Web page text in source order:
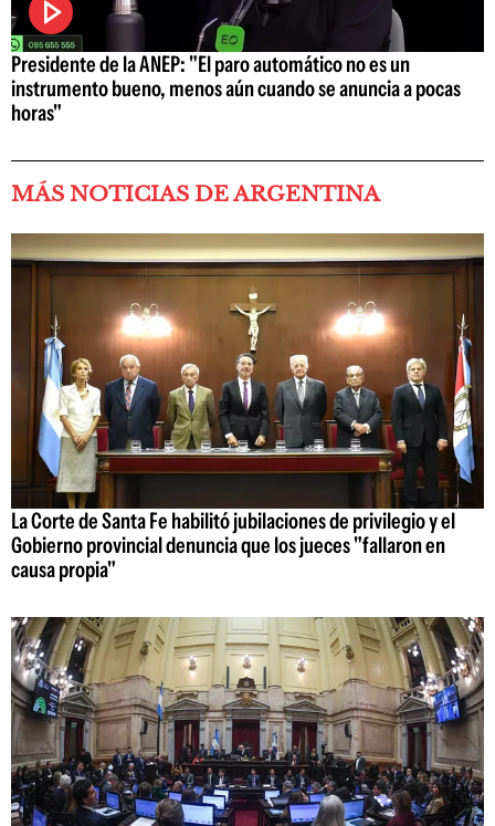
Presidente de la ANEP: "El paro automático no es un
instrumento bueno, menos aún cuando se anuncia a pocas
horas"
MÁS NOTICIAS DE ARGENTINA
La Corte de Santa Fe habilitó jubilaciones de privilegio y el
Gobierno provincial denuncia que los jueces "fallaron en
causa propia"